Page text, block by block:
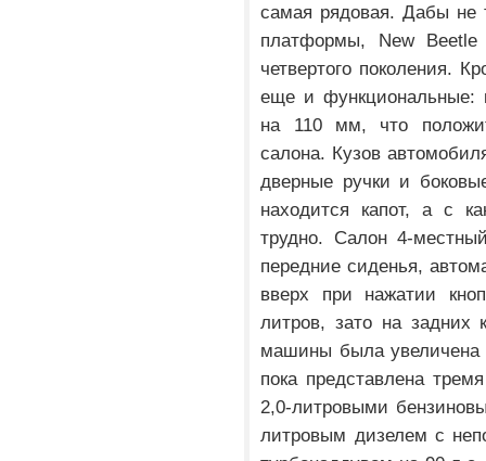
самая рядовая. Дабы не
платформы, New Beetle
четвертого поколения.
еще и функциональные:
на 110 мм, что
салона. Кузов
дверные ручки и
находится капот, а с
трудно. Салон 4-
передние сиденья,
вверх при нажатии
литров, зато на задних
машины была
пока представлена
2,0-литровыми
литровым дизелем с